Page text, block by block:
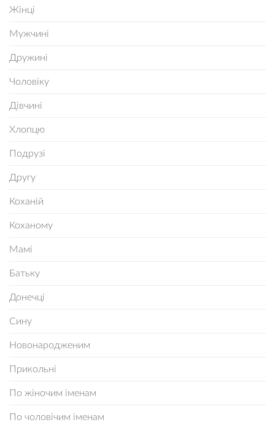
Жінці
Мужчині
Дружині
Чоловіку
Дівчині
Хлопцю
Подрузі
Другу
Коханій
Коханому
Мамі
Батьку
Донечці
Сину
Новонародженим
Прикольні
По жіночим іменам
По чоловічим іменам